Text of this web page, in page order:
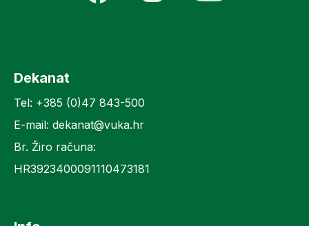
Dekanat
Tel: +385 (0)47 843-500
E-mail: dekanat@vuka.hr
Br. Žiro računa:
HR3923400091110473181